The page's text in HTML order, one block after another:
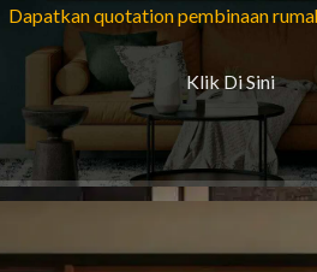
Dapatkan quotation pembinaan
Klik Di Sini
Anda
CIDB –
Posted by